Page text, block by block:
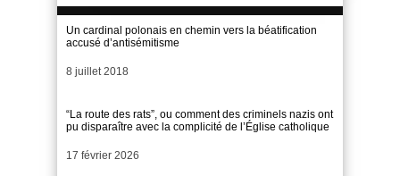
Un cardinal polonais en chemin vers la béatification
accusé d’antisémitisme
Date
8 juillet 2018
“La route des rats”, ou comment des criminels nazis ont
pu disparaître avec la complicité de l’Église catholique
Date
17 février 2026